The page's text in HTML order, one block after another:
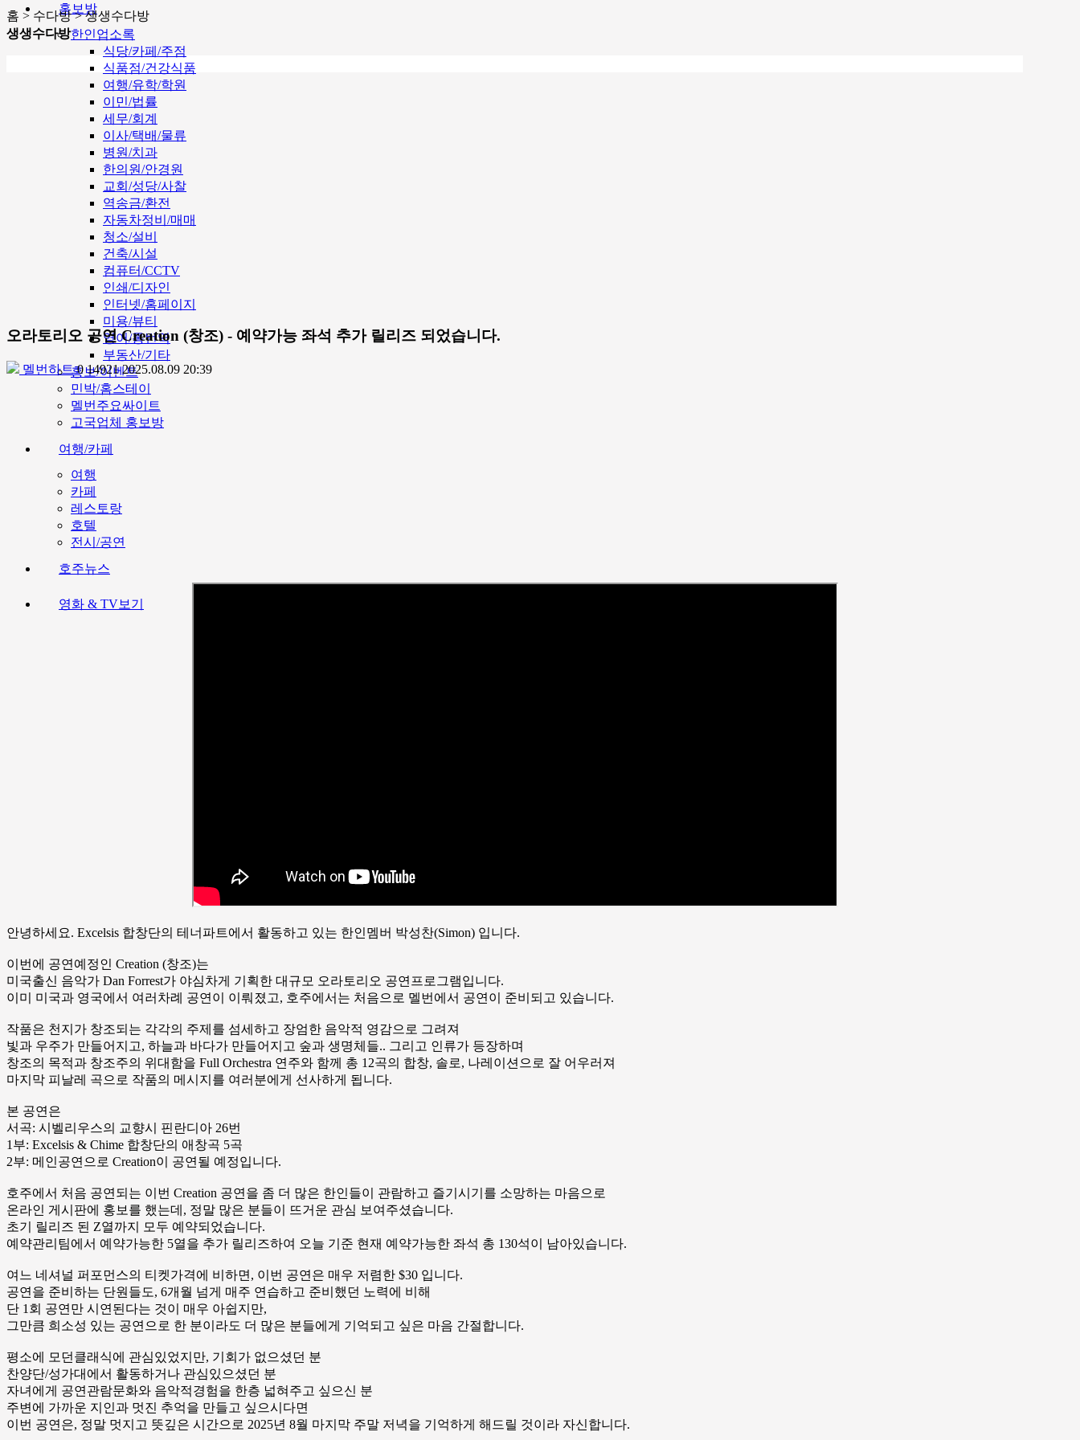
홍보방
한인업소록
식당/카페/주점
식품점/건강식품
여행/유학/학원
이민/법률
세무/회계
이사/택배/물류
병원/치과
한의원/안경원
교회/성당/사찰
역송금/환전
자동차정비/매매
청소/설비
건축/시설
컴퓨터/CCTV
인쇄/디자인
인터넷/홈페이지
미용/뷰티
영어/통번역
부동산/기타
홍보/이벤트
민박/홈스테이
멜번주요싸이트
고국업체 홍보방
여행/카페
여행
카페
레스토랑
호텔
전시/공연
호주뉴스
영화 & TV보기
홈 > 수다방 > 생생수다방
생생수다방
오라토리오 공연 Creation (창조) - 예약가능 좌석 추가 릴리즈 되었습니다.
멜번하트 0149212025.08.09 20:39
안녕하세요. Excelsis 합창단의 테너파트에서 활동하고 있는 한인멤버 박성찬(Simon) 입니다.
이번에 공연예정인 Creation (창조)는
미국출신 음악가 Dan Forrest가 야심차게 기획한 대규모 오라토리오 공연프로그램입니다.
이미 미국과 영국에서 여러차례 공연이 이뤄졌고, 호주에서는 처음으로 멜번에서 공연이 준비되고 있습니다.
작품은 천지가 창조되는 각각의 주제를 섬세하고 장엄한 음악적 영감으로 그려져
빛과 우주가 만들어지고, 하늘과 바다가 만들어지고 숲과 생명체들.. 그리고 인류가 등장하며
창조의 목적과 창조주의 위대함을 Full Orchestra 연주와 함께 총 12곡의 합창, 솔로, 나레이션으로 잘 어우러져
마지막 피날레 곡으로 작품의 메시지를 여러분에게 선사하게 됩니다.
본 공연은
서곡: 시벨리우스의 교향시 핀란디아 26번
1부: Excelsis & Chime 합창단의 애창곡 5곡
2부: 메인공연으로 Creation이 공연될 예정입니다.
호주에서 처음 공연되는 이번 Creation 공연을 좀 더 많은 한인들이 관람하고 즐기시기를 소망하는 마음으로
온라인 게시판에 홍보를 했는데, 정말 많은 분들이 뜨거운 관심 보여주셨습니다.
초기 릴리즈 된 Z열까지 모두 예약되었습니다.
예약관리팀에서 예약가능한 5열을 추가 릴리즈하여 오늘 기준 현재 예약가능한 좌석 총 130석이 남아있습니다.
여느 네셔널 퍼포먼스의 티켓가격에 비하면, 이번 공연은 매우 저렴한 $30 입니다.
공연을 준비하는 단원들도, 6개월 넘게 매주 연습하고 준비했던 노력에 비해
단 1회 공연만 시연된다는 것이 매우 아쉽지만,
그만큼 희소성 있는 공연으로 한 분이라도 더 많은 분들에게 기억되고 싶은 마음 간절합니다.
평소에 모던클래식에 관심있었지만, 기회가 없으셨던 분
찬양단/성가대에서 활동하거나 관심있으셨던 분
자녀에게 공연관람문화와 음악적경험을 한층 넓혀주고 싶으신 분
주변에 가까운 지인과 멋진 추억을 만들고 싶으시다면
이번 공연은, 정말 멋지고 뜻깊은 시간으로 2025년 8월 마지막 주말 저녁을 기억하게 해드릴 것이라 자신합니다.